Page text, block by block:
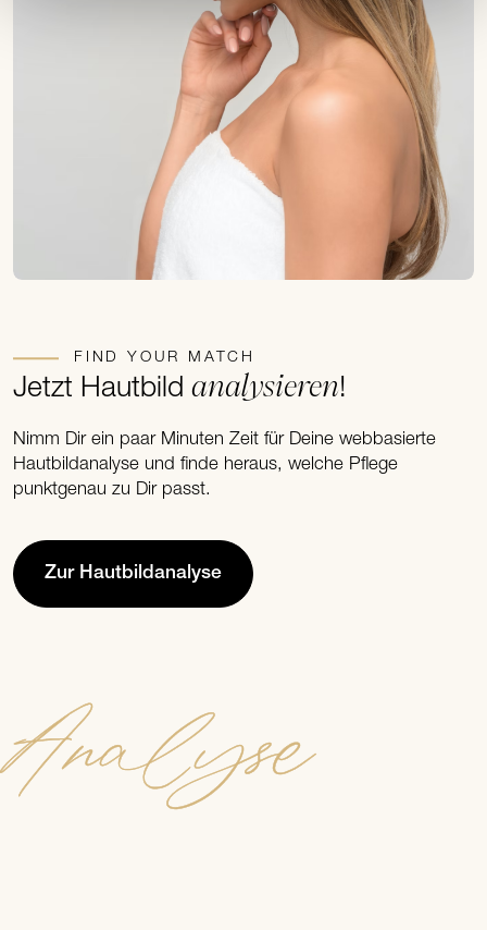
FIND YOUR MATCH
Jetzt Hautbildanalysieren!
Nimm Dir ein paar Minuten Zeit für Deine webbasierte
Hautbildanalyse und finde heraus, welche Pflege
punktgenau zu Dir passt.
Zur Hautbildanalyse
Analyse